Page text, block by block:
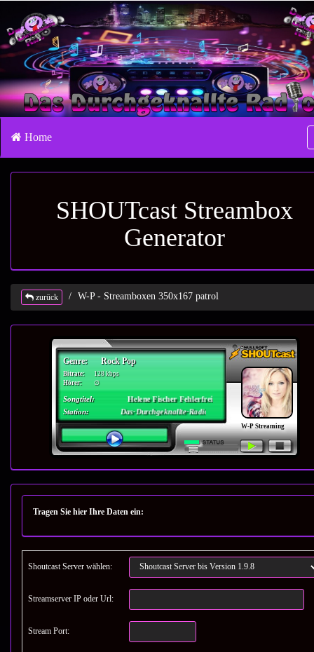
Home
SHOUTcast Streambox
Generator
zurück W-P - Streamboxen 350x167 patrol
Tragen Sie hier Ihre Daten ein:
Shoutcast Server wählen:
Streamserver IP oder Url:
Stream Port: